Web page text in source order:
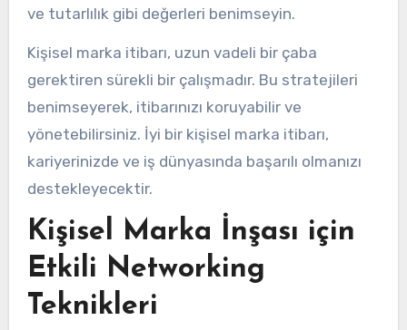
ve tutarlılık gibi değerleri benimseyin.
Kişisel marka itibarı, uzun vadeli bir çaba
gerektiren sürekli bir çalışmadır. Bu stratejileri
benimseyerek, itibarınızı koruyabilir ve
yönetebilirsiniz. İyi bir kişisel marka itibarı,
kariyerinizde ve iş dünyasında başarılı olmanızı
destekleyecektir.
Kişisel Marka İnşası için
Etkili Networking
Teknikleri